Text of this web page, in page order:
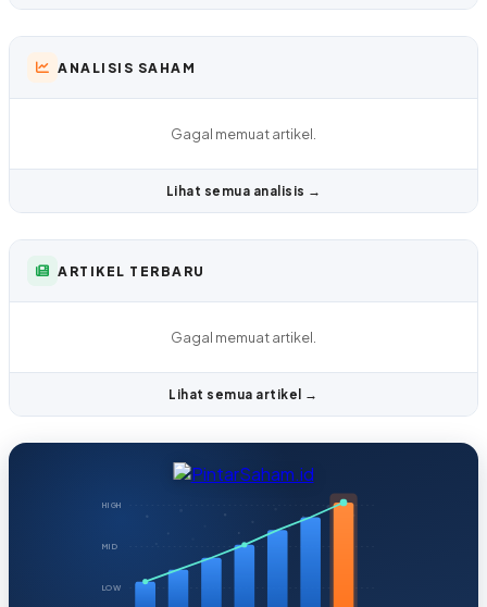
ANALISIS SAHAM
Gagal memuat artikel.
Lihat semua analisis →
ARTIKEL TERBARU
Gagal memuat artikel.
Lihat semua artikel →
HIGH
MID
LOW